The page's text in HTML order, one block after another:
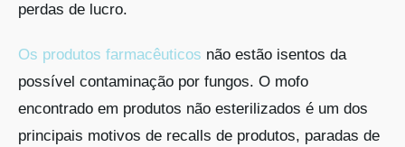
perdas de lucro.
Os produtos farmacêuticos não estão isentos da
possível contaminação por fungos. O mofo
encontrado em produtos não esterilizados é um dos
principais motivos de recalls de produtos, paradas de